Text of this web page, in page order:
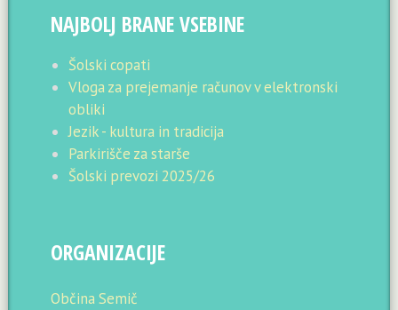
NAJBOLJ BRANE VSEBINE
Šolski copati
Vloga za prejemanje računov v elektronski
obliki
Jezik - kultura in tradicija
Parkirišče za starše
Šolski prevozi 2025/26
ORGANIZACIJE
Občina Semič